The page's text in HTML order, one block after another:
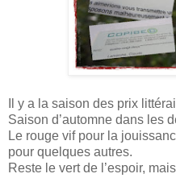
Il y a la saison des prix
Saison d’automne dans les
Le rouge vif pour la
pour quelques autres.
Reste le vert de l’espoir,